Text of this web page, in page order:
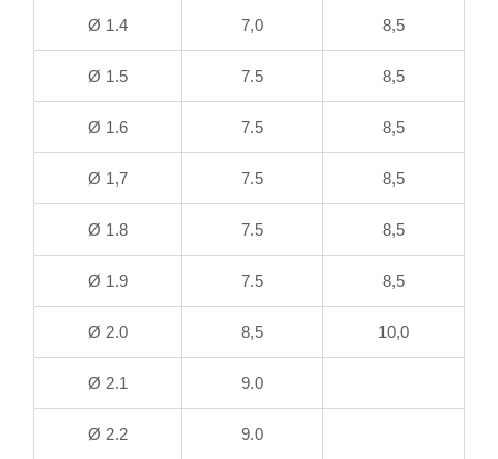
Ø 1.4 7,0 8,5
Ø 1.5 7.5 8,5
Ø 1.6 7.5 8,5
Ø 1,7 7.5 8,5
Ø 1.8 7.5 8,5
Ø 1.9 7.5 8,5
Ø 2.0 8,5 10,0
Ø 2.1 9.0
Ø 2.2 9.0